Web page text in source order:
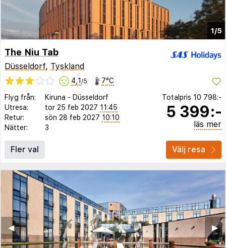
1/5
The Niu Tab
Düsseldorf, Tyskland
4,1 /5 7°C
Flyg från: Kiruna - Düsseldorf
Utresa:
tor 25 feb 2027 11:45
Retur:
sön 28 feb 2027 10:10
Nätter:
3
Totalpris 10 798:-
5 399:-
läs mer
Fler val Välj resa
▶︎
◀︎